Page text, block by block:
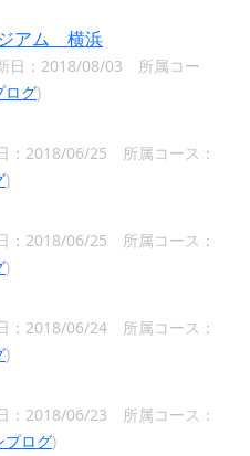
アム 横浜
日：2018/08/03 所属コー
ログ)
：2018/06/25 所属コース：
)
：2018/06/25 所属コース：
)
：2018/06/24 所属コース：
)
：2018/06/23 所属コース：
プログ)